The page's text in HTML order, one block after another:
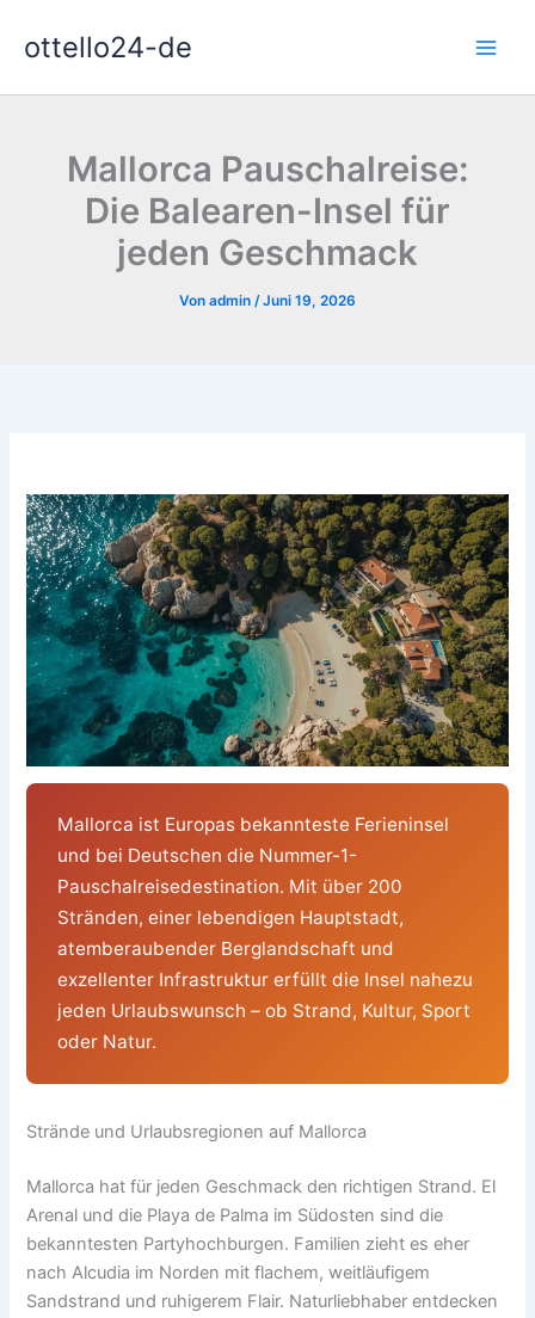
Inhaltottello24-de
Mallorca Pauschalreise:
Die Balearen-Insel für
jeden Geschmack
Von admin /Juni 19, 2026
Mallorca ist Europas bekannteste Ferieninsel
und bei Deutschen die Nummer-1-
Pauschalreisedestination. Mit über 200
Stränden, einer lebendigen Hauptstadt,
atemberaubender Berglandschaft und
exzellenter Infrastruktur erfüllt die Insel nahezu
jeden Urlaubswunsch – ob Strand, Kultur, Sport
oder Natur.
Strände und Urlaubsregionen auf Mallorca
Mallorca hat für jeden Geschmack den richtigen Strand. El
Arenal und die Playa de Palma im Südosten sind die
bekanntesten Partyhochburgen. Familien zieht es eher
nach Alcudia im Norden mit flachem, weitläufigem
Sandstrand und ruhigerem Flair. Naturliebhaber entdecken